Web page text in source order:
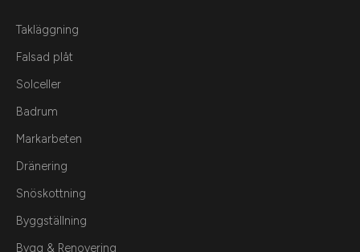
Takläggning
Falsad plåt
Solceller
Badrum
Markarbeten
Dränering
Snöskottning
Byggställning
Bygg & Renovering